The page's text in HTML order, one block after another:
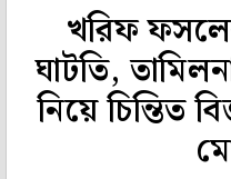
খরিফ
ঘাটতি,
নিয়ে চিন্তিত